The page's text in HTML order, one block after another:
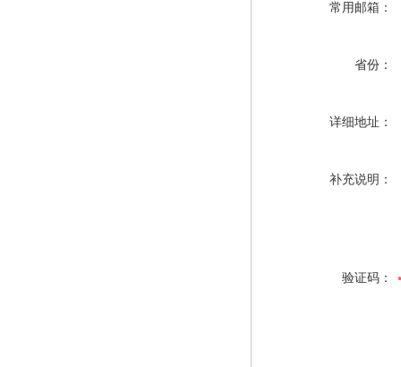
常用邮箱：
省份：
详细地址：
补充说明：
验证码：